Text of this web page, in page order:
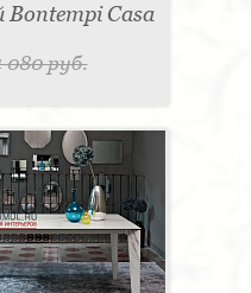
Casa
080 руб.